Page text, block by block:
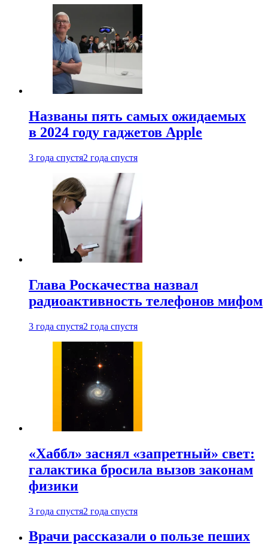
Названы пять самых ожидаемых
в 2024 году гаджетов Apple
3 года спустя2 года спустя
Глава Роскачества назвал
радиоактивность телефонов мифом
3 года спустя2 года спустя
«Хаббл» заснял «запретный» свет:
галактика бросила вызов законам
физики
3 года спустя2 года спустя
Врачи рассказали о пользе пеших